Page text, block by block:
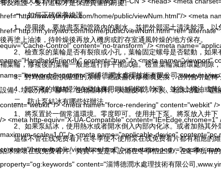
養及維護，隻有這樣才是保證質量的前提。
一、如何正確保養維護
1、停用後，要放盡泵和管路內的剩水，並把外部泥土清洗幹淨，
後再塗上油漆，待幹燥後再放入機房或貯存室通風幹燥的地方保存。
2、檢查泵的葉輪是否有裂痕或小孔，葉輪固定螺母是否鬆動，如
補葉輪，修複後的葉輪一般應進行靜平衡試驗。檢查葉輪減磨環處間隙
3、對彎曲或磨損嚴重的泵軸，應該盡快修複或更換，否則會引起轉
4、卸下來的螺絲浸泡在柴油裏用鋼絲刷刷洗幹淨，並塗上機油或黃油
二、防止泵結冰有哪些好辦法
1、將泵置於一個常溫環境。零度即可。使用井下泵。將泵放入井下
2、如果泵結冰，使用熱水或者開水倒入內部內化冰。或者加熱其外殼
這樣不管在线免费看片在冬季使不使用泵在线免费看片都有相應的維護方
結冰凍壞在线免费看片。其實不隻是本設備在冬季怕上凍，在冬季所